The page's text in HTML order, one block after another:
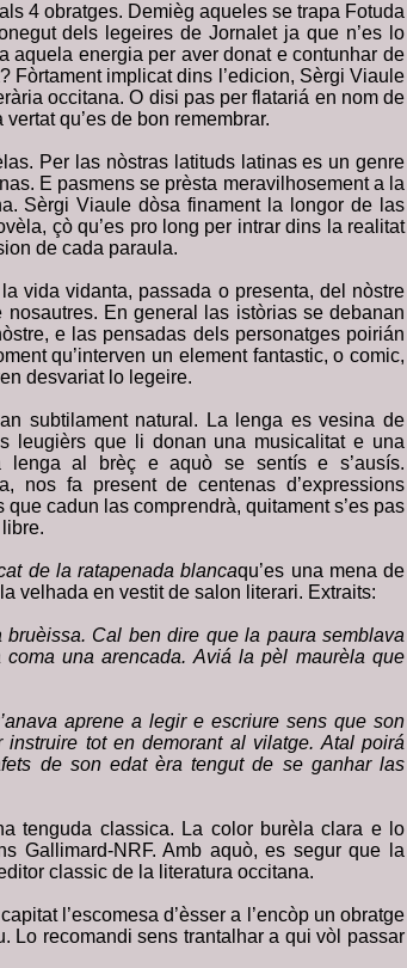
4 obratges. Demièg aqueles se trapa Fotuda
dels legeires de Jornalet ja que n’es lo
aquela energia per aver donat e contunhar de
Fòrtament implicat dins l’edicion, Sèrgi Viaule
occitana. O disi pas per flatariá en nom de
qu’es de bon remembrar.
Per las nòstras latituds latinas es un genre
E pasmens se prèsta meravilhosement a la
Sèrgi Viaule dòsa finament la longor de las
çò qu’es pro long per intrar dins la realitat
de cada paraula.
vida vidanta, passada o presenta, del nòstre
En general las istòrias se debanan
e las pensadas dels personatges poirián
qu’interven un element fantastic, o comic,
desvariat lo legeire.
subtilament natural. La lenga es vesina de
leugièrs que li donan una musicalitat e una
lenga al brèç e aquò se sentís e s’ausís.
nos fa present de centenas d’expressions
cadun las comprendrà, quitament s’es pas
de la ratapenada blancaqu’es una mena de
velhada en vestit de salon literari. Extraits:
Cal ben dire que la paura semblava
una arencada. Aviá la pèl maurèla que
aprene a legir e escriure sens que son
tot en demorant al vilatge. Atal poirá
de son edat èra tengut de se ganhar las
tenguda classica. La color burèla clara e lo
Gallimard-NRF. Amb aquò, es segur que la
classic de la literatura occitana.
l’escomesa d’èsser a l’encòp un obratge
Lo recomandi sens trantalhar a qui vòl passar